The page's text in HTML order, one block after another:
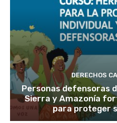
DERECHOS
Personas defensoras
Sierra y Amazonía
para proteger